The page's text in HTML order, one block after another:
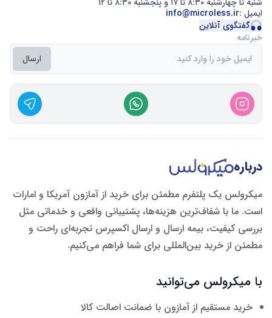
ایمیل :info@microless.ir
گفتگوی آنلاین
خبرنامه
ارسال
درباره
میکرولس یک پلتفرم مطمئن برای خرید از آمازون آمریکا و امارات
است. ما با شفاف‌ترین هزینه‌ها، پشتیبانی واقعی و خدماتی مثل
بررسی کیفیت، بیمه ارسال و ارسال اکسپرس تجربه‌ای راحت و
مطمئن از خرید بین‌المللی برای شما فراهم می‌کنیم.
با میکرولس می‌توانید
خرید مستقیم از آمازون با ضمانت اصالت کالا